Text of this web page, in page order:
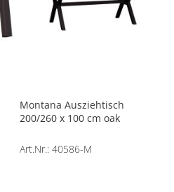
Montana Ausziehtisch
200/260 x 100 cm oak
Art.Nr.: 40586-M